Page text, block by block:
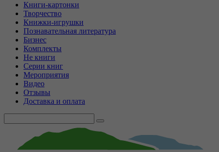
Книги-картонки
Творчество
Книжки-игрушки
Познавательная литература
Бизнес
Комплекты
Не книги
Серии книг
Мероприятия
Видео
Отзывы
Доставка и оплата